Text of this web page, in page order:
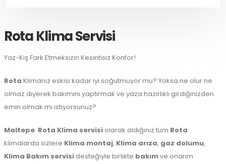
Rota Klima Servisi
Yaz-Kış Fark Etmeksizin Kesintisiz Konfor!
Rota Klimanız eskisi kadar iyi soğutmuyor mu? Yoksa ne olur ne
olmaz diyerek bakımını yaptırmak ve yaza hazırlıklı girdiğinizden
emin olmak mı istiyorsunuz?
Maltepe Rota Klima servisi olarak aldığınız tüm Rota
klimalarda sizlere Klima montaj, Klima arıza, gaz dolumu,
Klima Bakım servisi desteğiyle birlikte bakımve onarım